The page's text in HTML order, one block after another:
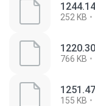
252 KB
766 KB
155 KB